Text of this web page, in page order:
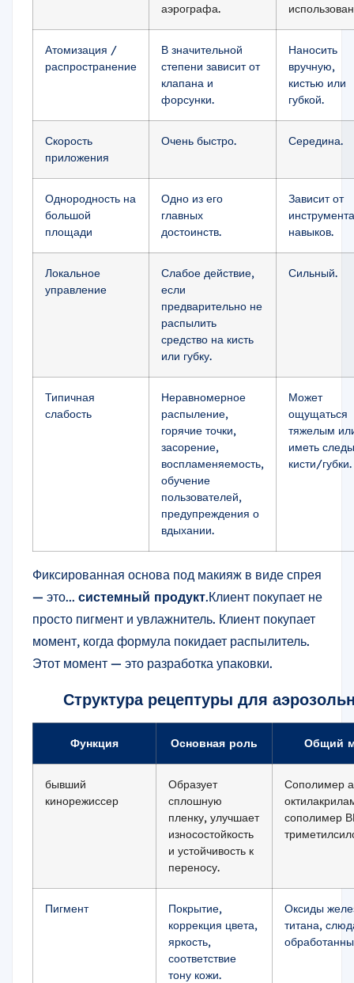
аэрографа.
Атомизация /
распространение
В значительной
степени зависит от
клапана и
форсунки.
Наносить
вручную,
кистью или
губкой.
Скорость
приложения
Очень быстро. Середина.
Однородность на
большой
площади
Одно из его
главных
достоинств.
Зависит от
навыков.
Локальное
управление
Слабое действие,
если
предварительно не
распылить
средство на кисть
или губку.
Сильный.
Типичная
слабость
Неравномерное
распыление,
горячие точки,
засорение,
воспламеняемость,
обучение
пользователей,
предупреждения о
вдыхании.
Может
ощущаться
тяжелым
иметь
кисти/губки.
Фиксированная основа под макияж в виде спрея
— это... системный продукт.Клиент покупает не
просто пигмент и увлажнитель. Клиент покупает
момент, когда формула покидает распылитель.
Этот момент — это разработка упаковки.
Структура рецептуры для
Функция Основная роль Общий
бывший
кинорежиссер
Образует
сплошную
пленку, улучшает
износостойкость
и устойчивость к
переносу.
Сополимер
сополимер
Пигмент
Покрытие,
коррекция цвета,
яркость,
соответствие
тону кожи.
Оксиды
титана,